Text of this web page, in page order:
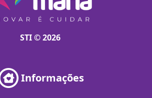
STI © 2026
Informações